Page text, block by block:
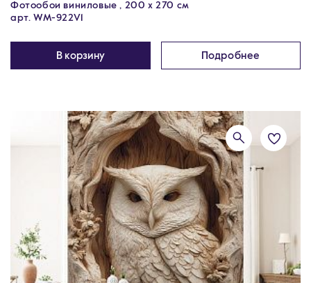
Фотообои виниловые , 200 х 270 см
арт. WM-922V1
В корзину Подробнее